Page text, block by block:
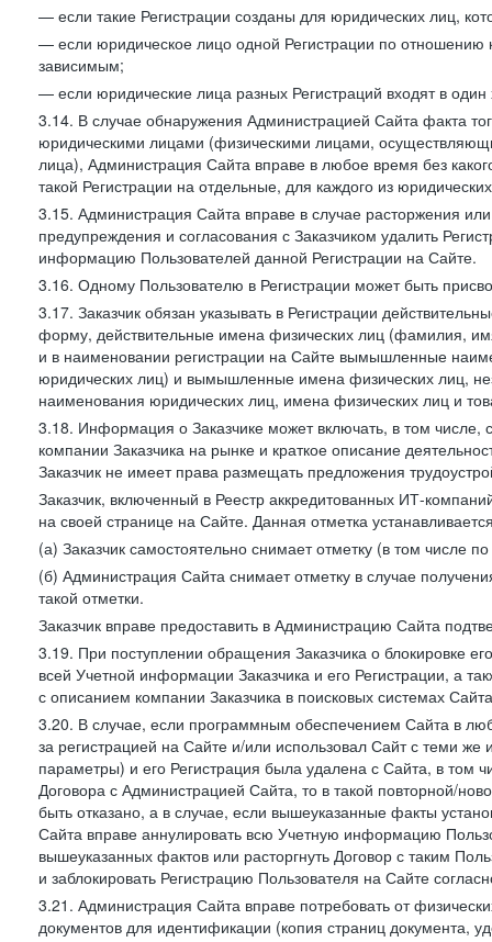
— если такие Регистрации созданы для юридических лиц,
— если юридическое лицо одной Регистрации по отношению
зависимым;
— если юридические лица разных Регистраций входят в
3.14. В случае обнаружения Администрацией Сайта факта
юридическими лицами (физическими лицами,
лица), Администрация Сайта вправе в любое время без
такой Регистрации на отдельные, для каждого из
3.15. Администрация Сайта вправе в случае расторжения
предупреждения и согласования с Заказчиком удалить
информацию Пользователей данной Регистрации на Сайте.
3.16. Одному Пользователю в Регистрации может быть
3.17. Заказчик обязан указывать в Регистрации
форму, действительные имена физических лиц (фамилия,
и в наименовании регистрации на Сайте вымышленные
юридических лиц) и вымышленные имена физических лиц,
наименования юридических лиц, имена физических лиц и
3.18. Информация о Заказчике может включать, в том
компании Заказчика на рынке и краткое описание
Заказчик не имеет права размещать предложения
Заказчик, включенный в Реестр аккредитованных ИТ-
на своей странице на Сайте. Данная отметка
(а) Заказчик самостоятельно снимает отметку (в том числе
(б) Администрация Сайта снимает отметку в случае
такой отметки.
Заказчик вправе предоставить в Администрацию Сайта
3.19. При поступлении обращения Заказчика о блокировке
всей Учетной информации Заказчика и его Регистрации, а
с описанием компании Заказчика в поисковых системах
3.20. В случае, если программным обеспечением Сайта в
за регистрацией на Сайте и/или использовал Сайт с теми
параметры) и его Регистрация была удалена с Сайта, в том
Договора с Администрацией Сайта, то в такой повторной/
быть отказано, а в случае, если вышеуказанные факты
Сайта вправе аннулировать всю Учетную информацию
вышеуказанных фактов или расторгнуть Договор с таким
и заблокировать Регистрацию Пользователя на Сайте
3.21. Администрация Сайта вправе потребовать от
документов для идентификации (копия страниц документа,